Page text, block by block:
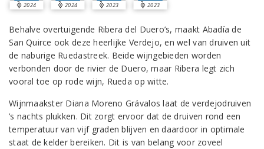
2024 2024 2023 2023
Behalve overtuigende Ribera del Duero’s, maakt Abadía de
San Quirce ook deze heerlijke Verdejo, en wel van druiven uit
de naburige Ruedastreek. Beide wijngebieden worden
verbonden door de rivier de Duero, maar Ribera legt zich
vooral toe op rode wijn, Rueda op witte.
Wijnmaakster Diana Moreno Grávalos laat de verdejodruiven
’s nachts plukken. Dit zorgt ervoor dat de druiven rond een
temperatuur van vijf graden blijven en daardoor in optimale
staat de kelder bereiken. Dit is van belang voor zoveel